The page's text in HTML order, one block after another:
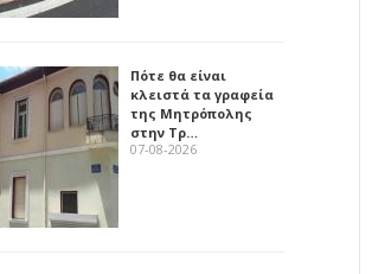
Πότε θα είναι
κλειστά τα γραφεία
της Μητρόπολης
στην Τρ…
07-08-2026